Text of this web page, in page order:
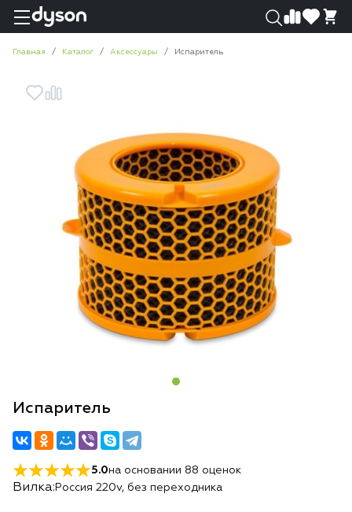
Главная Каталог Аксессуары Испаритель
Испаритель
5.0на основании 88 оценок
Вилка: Россия 220v, без переходника